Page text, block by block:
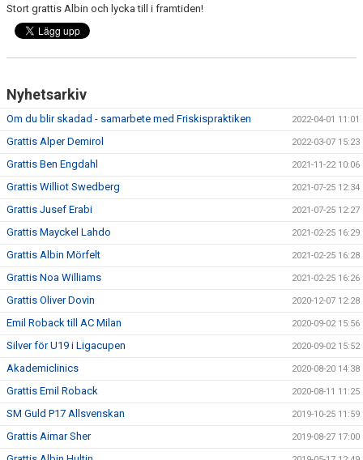
Stort grattis Albin och lycka till i framtiden!
Nyhetsarkiv
Om du blir skadad - samarbete med Friskispraktiken 2022-04-01 11:01
Grattis Alper Demirol 2022-03-07 15:23
Grattis Ben Engdahl 2021-11-22 10:06
Grattis Williot Swedberg 2021-07-25 12:34
Grattis Jusef Erabi 2021-07-25 12:27
Grattis Mayckel Lahdo 2021-02-25 16:29
Grattis Albin Mörfelt 2021-02-25 16:28
Grattis Noa Williams 2021-02-25 16:26
Grattis Oliver Dovin 2020-12-07 12:28
Emil Roback till AC Milan 2020-09-02 15:56
Silver för U19 i Ligacupen 2020-09-02 15:52
Akademiclinics 2020-08-20 14:38
Grattis Emil Roback 2020-08-11 11:25
SM Guld P17 Allsvenskan 2019-10-25 11:59
Grattis Aimar Sher 2019-08-27 17:00